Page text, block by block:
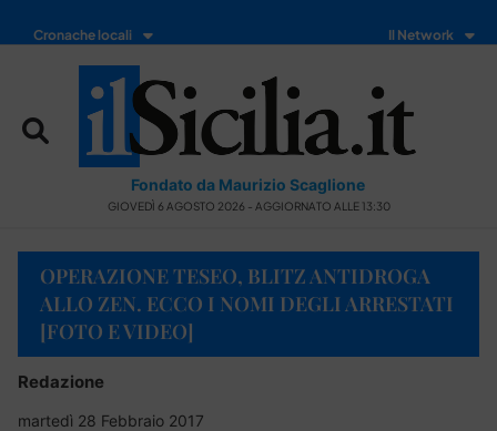
Cronache locali Il Network
Fondato da Maurizio Scaglione
GIOVEDÌ 6 AGOSTO 2026 - AGGIORNATO ALLE 13:30
OPERAZIONE TESEO, BLITZ ANTIDROGA
ALLO ZEN. ECCO I NOMI DEGLI ARRESTATI
[FOTO E VIDEO]
Redazione
martedì 28 Febbraio 2017